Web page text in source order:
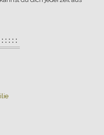
: : : :